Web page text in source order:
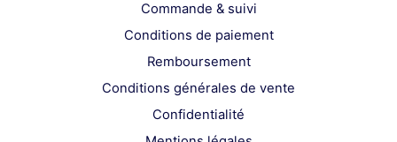
Commande & suivi
Conditions de paiement
Remboursement
Conditions générales de vente
Confidentialité